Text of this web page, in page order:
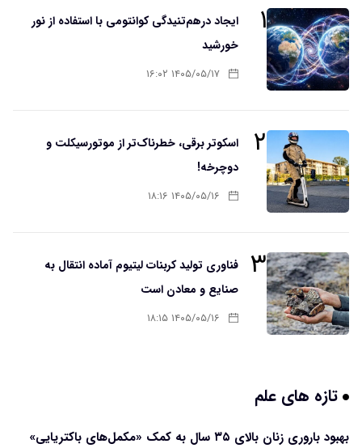
۱
ایجاد درهم‌تنیدگی کوانتومی با استفاده از نور
خورشید
۱۴۰۵/۰۵/۱۷ ۱۶:۰۲
۲
اسکوتر برقی، خطرناک‌تر از موتورسیکلت و
دوچرخه!
۱۴۰۵/۰۵/۱۶ ۱۸:۱۶
۳
فناوری تولید کربنات لیتیوم آماده انتقال به
صنایع و معادن است
۱۴۰۵/۰۵/۱۶ ۱۸:۱۵
تازه های علم
بهبود باروری زنان بالای ۳۵ سال به کمک «مکمل‌های باکتریایی»